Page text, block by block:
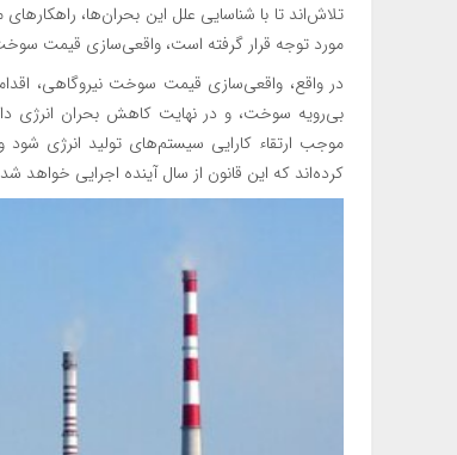
تلاش‌اند تا با شناسایی علل این بحران‌ها،
مورد توجه قرار گرفته است، واقعی‌سازی قیمت
در واقع، واقعی‌سازی قیمت سوخت نیروگاهی،
بی‌رویه سوخت، و در نهایت کاهش بحران انرژی
موجب ارتقاء کارایی سیستم‌های تولید انرژی
کرده‌اند که این قانون از سال آینده اجرایی